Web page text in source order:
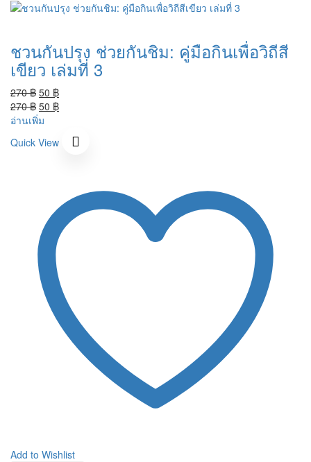
ชวนกันปรุง ช่วยกันชิม: คู่มือกินเพื่อวิถีสี
เขียว เล่มที่ 3
270฿ Original
price
was:
50 ฿Current
price
270฿ Original
price
270 ฿.
50 ฿Current
50 ฿.
อ่านเพิ่ม
Quick View
Add to Wishlist